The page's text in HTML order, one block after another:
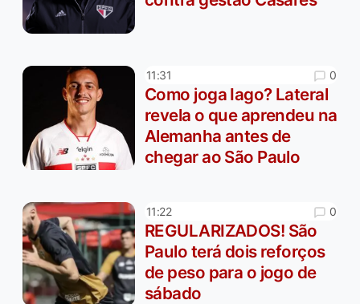
11:31 0
Como joga Iago? Lateral
revela o que aprendeu na
Alemanha antes de
chegar ao São Paulo
11:22 0
REGULARIZADOS! São
Paulo terá dois reforços
de peso para o jogo de
sábado